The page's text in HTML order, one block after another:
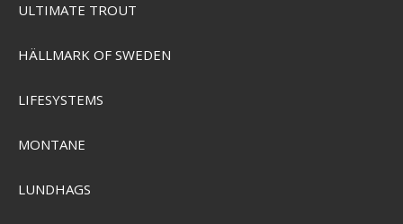
ULTIMATE TROUT
HÄLLMARK OF SWEDEN
LIFESYSTEMS
MONTANE
LUNDHAGS